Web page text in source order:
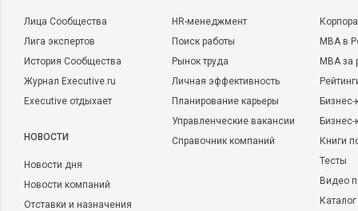
Лица Сообщества
Лига экспертов
История Сообщества
Журнал Executive.ru
Executive отдыхает
НОВОСТИ
Новости дня
Новости компаний
Отставки и назначения
HR-менеджмент
Поиск работы
Рынок труда
Личная эффективность
Планирование карьеры
Управленческие вакансии
Справочник компаний
MBA в
MBA
Бизнес-
Книги
Тесты
Видео